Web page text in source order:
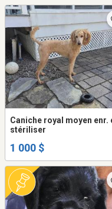
Caniche royal moyen enr.
stériliser
1 000 $